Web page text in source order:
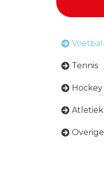
Voetbal
Tennis
Hockey
Atletiek
Overige